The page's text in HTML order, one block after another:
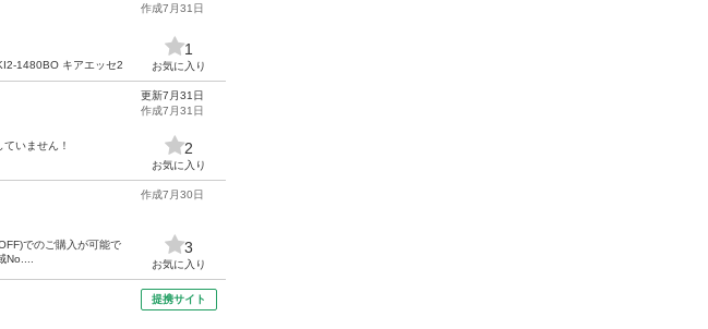
1480BO キアエッセ2
作成7月31日
1
お気に入り
いません！
更新7月31日
作成7月31日
2
お気に入り
でのご購入が可能で
作成7月30日
3
お気に入り
提携サイト